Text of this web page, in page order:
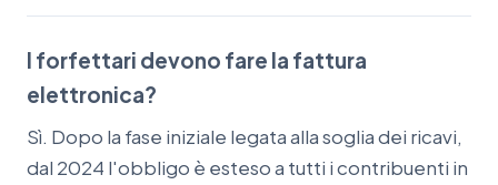
I forfettari devono fare la fattura
elettronica?
Sì. Dopo la fase iniziale legata alla soglia dei ricavi,
dal 2024 l'obbligo è esteso a tutti i contribuenti in